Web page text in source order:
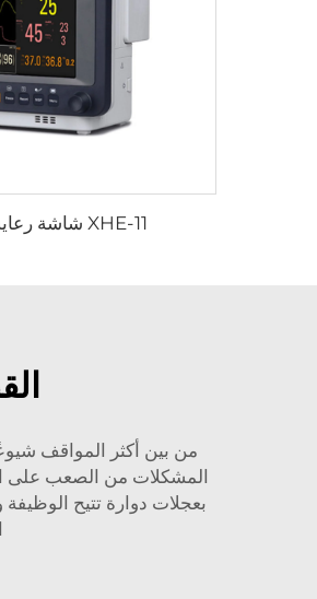
XHE-11 شاشة رعاية صحية متكاملة
من بين أكثر المواقف